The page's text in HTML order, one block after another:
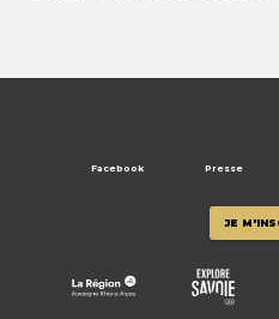
Facebook Presse
JE